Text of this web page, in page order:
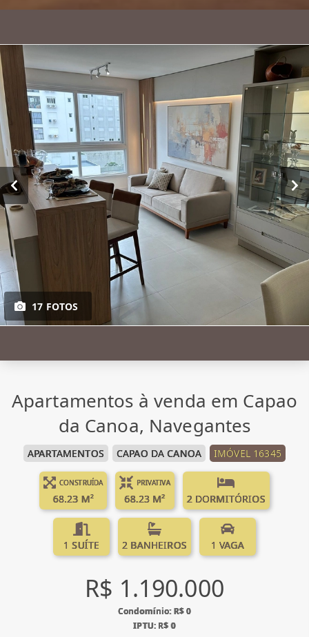
17 FOTOS
Apartamentos à venda em Capao
da Canoa, Navegantes
APARTAMENTOS CAPAO DA CANOA IMÓVEL 16345
CONSTRUÍDA
68.23 M²
PRIVATIVA
68.23 M² 2 DORMITÓRIOS
1 SUÍTE 2 BANHEIROS 1 VAGA
R$ 1.190.000
Condomínio: R$ 0
IPTU: R$ 0